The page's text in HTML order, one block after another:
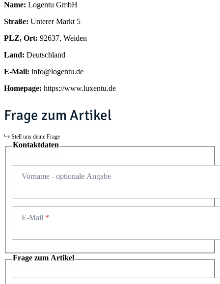
Name: Logentu GmbH
Straße: Unterer Markt 5
PLZ, Ort: 92637, Weiden
Land: Deutschland
E-Mail: info@logentu.de
Homepage: https://www.luxentu.de
Frage zum Artikel
Stell uns deine Frage
Kontaktdaten
Vorname - optionale Angabe
E-Mail
Frage zum Artikel